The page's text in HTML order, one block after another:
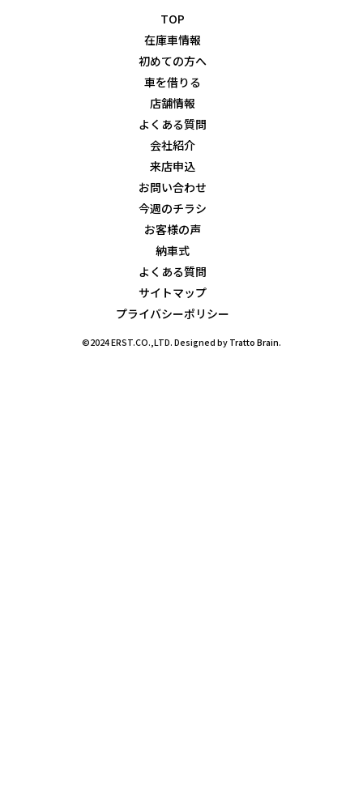
TOP
在庫車情報
初めての方へ
車を借りる
店舗情報
よくある質問
会社紹介
来店申込
お問い合わせ
今週のチラシ
お客様の声
納車式
よくある質問
サイトマップ
プライバシーポリシー
©2024 ERST.CO.,LTD. Designed by Tratto Brain.